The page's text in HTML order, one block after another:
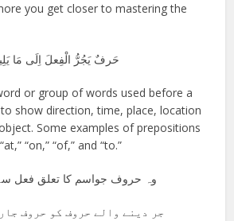
you get closer to mastering the
حَرفٌ یَجُرُّ الْفِعلَ اِلَی مَا
or group of words used before a
show direction, time, place, location
Some examples of prepositions
“on,” “of,” and “to.”
وہ حروف جواسم کا تعلق فعل
جر دینے والے حروف کو حروف